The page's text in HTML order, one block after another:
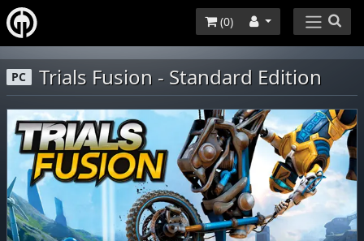
(0)
PC Trials Fusion - Standard Edition